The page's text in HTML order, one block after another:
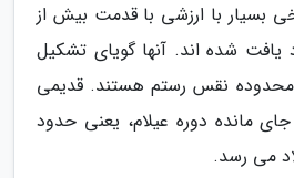
بسیار با ارزشی با قدمت بیش از
یافت شده اند. آنها گویای تشکیل
نقس رستم هستند. قدیمی
مانده دوره عیلام، یعنی حدود
می رسد.